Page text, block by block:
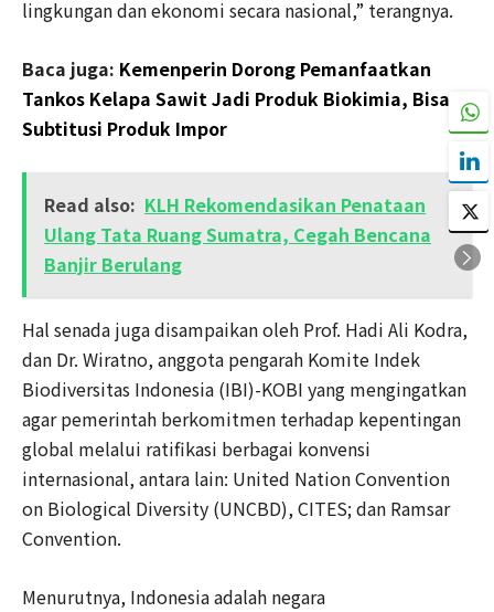
lingkungan dan ekonomi secara nasional,” terangnya.
Baca juga: Kemenperin Dorong Pemanfaatkan
Tankos Kelapa Sawit Jadi Produk Biokimia, Bisa
Subtitusi Produk Impor
Read also: KLH Rekomendasikan Penataan
Ulang Tata Ruang Sumatra, Cegah Bencana
Banjir Berulang
Hal senada juga disampaikan oleh Prof. Hadi Ali Kodra,
dan Dr. Wiratno, anggota pengarah Komite Indek
Biodiversitas Indonesia (IBI)-KOBI yang mengingatkan
agar pemerintah berkomitmen terhadap kepentingan
global melalui ratifikasi berbagai konvensi
internasional, antara lain: United Nation Convention
on Biological Diversity (UNCBD), CITES; dan Ramsar
Convention.
Menurutnya, Indonesia adalah negara